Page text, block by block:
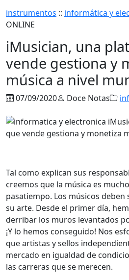
instrumentos :: informática y
ONLINE
iMusician, una
vende gestiona y
música a nivel
07/09/2020 Doce Notas
Tal como explican sus
creemos que la música es
pasatiempo. Los músicos
su arte. Desde el primer día,
derribar los muros levantados
¡Y lo hemos conseguido! Nos
que artistas y sellos
mercado en igualdad de
las carreras que se merecen.